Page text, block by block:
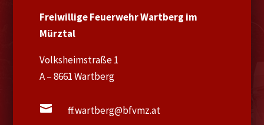
Freiwillige Feuerwehr Wartberg im
Mürztal
Volksheimstraße 1
A – 8661 Wartberg
 ff.wartberg@bfvmz.at